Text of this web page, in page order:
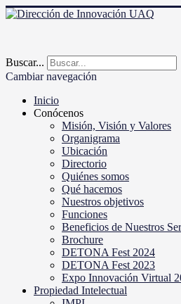
Buscar...
Cambiar navegación
Inicio
Conócenos
Misión, Visión y Valores
Organigrama
Ubicación
Directorio
Quiénes somos
Qué hacemos
Nuestros objetivos
Funciones
Beneficios de Nuestros
Brochure
DETONA Fest 2024
DETONA Fest 2023
Expo Innovación Virtual
Propiedad Intelectual